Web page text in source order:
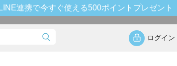
連携で今すぐ使える500ポイントプレゼント
ログイン